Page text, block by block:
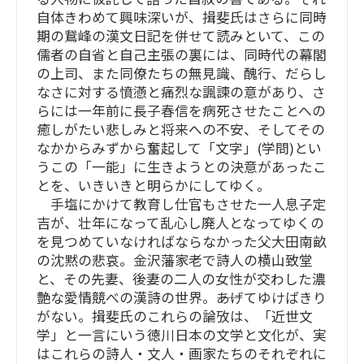
自体きわめて興味深いが、揖斐氏はさらに同時
期の鵞峰の漢文日記を併せて読みといて、この
儒者の自省と自己主張の裏には、同時代の幕閣
の上司、また同僚たちの無見識、醜行、だらし
なさに対する憤懣と痛烈な諷諫の意があり、さ
らには一年前に長子春信を病死させたことへの
癒しがたい悲しみと将来への不安、そしてその
なかからみずから奮起して「文字」(学問)とい
うこの「一能」に生きようとの決意があったこ
とを、いきいきと明らかにしてゆく。
手塩にかけて教育し仕官もさせた一人息子定
吉が、壮年になって乱心し廃人となってゆくの
を見つめていなければならなかった父大田南畝
の沈黙の悲哀。金沢藩家老で詩人の横山致堂
と、その先妻、後妻の二人の女性が交わした濃
艶な愛情競べの漢詩の世界。――あげてゆけばきり
がない。揖斐氏のこれらの論攷は、「近世文
学」と一言にいう徳川日本の文学と文化が、実
はこれらの詩人・文人・画家たちのそれぞれに